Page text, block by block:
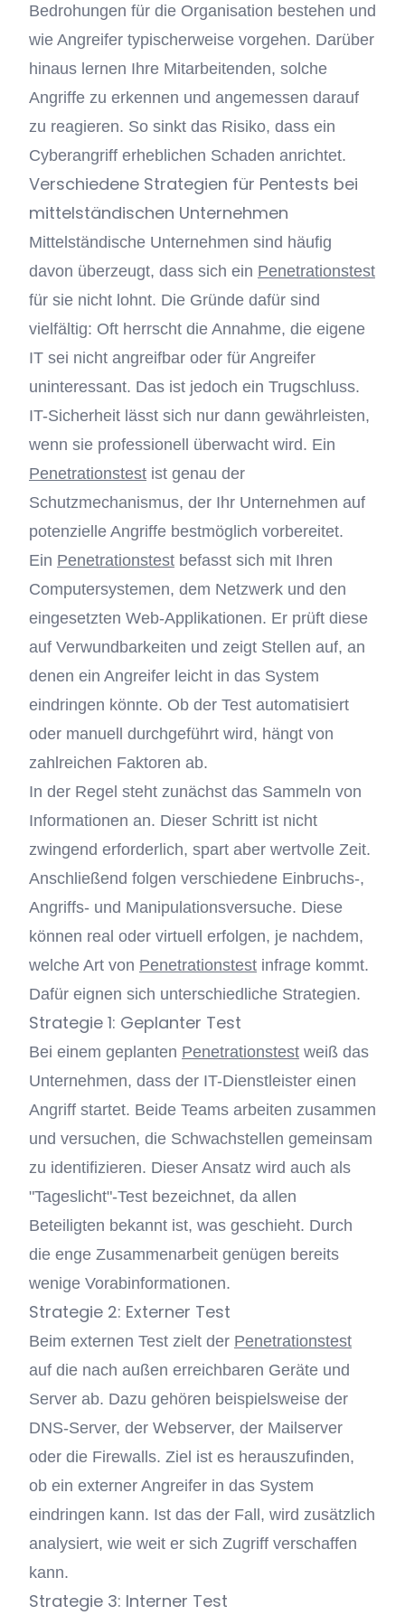
Bedrohungen für die Organisation bestehen und
wie Angreifer typischerweise vorgehen. Darüber
hinaus lernen Ihre Mitarbeitenden, solche
Angriffe zu erkennen und angemessen darauf
zu reagieren. So sinkt das Risiko, dass ein
Cyberangriff erheblichen Schaden anrichtet.
Verschiedene Strategien für Pentests bei
mittelständischen Unternehmen
Mittelständische Unternehmen sind häufig
davon überzeugt, dass sich ein Penetrationstest
für sie nicht lohnt. Die Gründe dafür sind
vielfältig: Oft herrscht die Annahme, die eigene
IT sei nicht angreifbar oder für Angreifer
uninteressant. Das ist jedoch ein Trugschluss.
IT-Sicherheit lässt sich nur dann gewährleisten,
wenn sie professionell überwacht wird. Ein
Penetrationstest ist genau der
Schutzmechanismus, der Ihr Unternehmen auf
potenzielle Angriffe bestmöglich vorbereitet.
Ein Penetrationstest befasst sich mit Ihren
Computersystemen, dem Netzwerk und den
eingesetzten Web-Applikationen. Er prüft diese
auf Verwundbarkeiten und zeigt Stellen auf, an
denen ein Angreifer leicht in das System
eindringen könnte. Ob der Test automatisiert
oder manuell durchgeführt wird, hängt von
zahlreichen Faktoren ab.
In der Regel steht zunächst das Sammeln von
Informationen an. Dieser Schritt ist nicht
zwingend erforderlich, spart aber wertvolle Zeit.
Anschließend folgen verschiedene Einbruchs-,
Angriffs- und Manipulationsversuche. Diese
können real oder virtuell erfolgen, je nachdem,
welche Art von Penetrationstest infrage kommt.
Dafür eignen sich unterschiedliche Strategien.
Strategie 1: Geplanter Test
Bei einem geplanten Penetrationstest weiß das
Unternehmen, dass der IT-Dienstleister einen
Angriff startet. Beide Teams arbeiten zusammen
und versuchen, die Schwachstellen gemeinsam
zu identifizieren. Dieser Ansatz wird auch als
"Tageslicht"-Test bezeichnet, da allen
Beteiligten bekannt ist, was geschieht. Durch
die enge Zusammenarbeit genügen bereits
wenige Vorabinformationen.
Strategie 2: Externer Test
Beim externen Test zielt der Penetrationstest
auf die nach außen erreichbaren Geräte und
Server ab. Dazu gehören beispielsweise der
DNS-Server, der Webserver, der Mailserver
oder die Firewalls. Ziel ist es herauszufinden,
ob ein externer Angreifer in das System
eindringen kann. Ist das der Fall, wird zusätzlich
analysiert, wie weit er sich Zugriff verschaffen
kann.
Strategie 3: Interner Test